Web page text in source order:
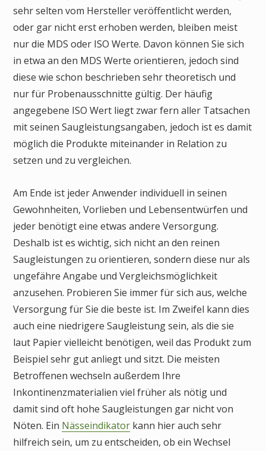
sehr selten vom Hersteller veröffentlicht werden,
oder gar nicht erst erhoben werden, bleiben meist
nur die MDS oder ISO Werte. Davon können Sie sich
in etwa an den MDS Werte orientieren, jedoch sind
diese wie schon beschrieben sehr theoretisch und
nur für Probenausschnitte gültig. Der häufig
angegebene ISO Wert liegt zwar fern aller Tatsachen
mit seinen Saugleistungsangaben, jedoch ist es damit
möglich die Produkte miteinander in Relation zu
setzen und zu vergleichen.
Am Ende ist jeder Anwender individuell in seinen
Gewohnheiten, Vorlieben und Lebensentwürfen und
jeder benötigt eine etwas andere Versorgung.
Deshalb ist es wichtig, sich nicht an den reinen
Saugleistungen zu orientieren, sondern diese nur als
ungefähre Angabe und Vergleichsmöglichkeit
anzusehen. Probieren Sie immer für sich aus, welche
Versorgung für Sie die beste ist. Im Zweifel kann dies
auch eine niedrigere Saugleistung sein, als die sie
laut Papier vielleicht benötigen, weil das Produkt zum
Beispiel sehr gut anliegt und sitzt. Die meisten
Betroffenen wechseln außerdem Ihre
Inkontinenzmaterialien viel früher als nötig und
damit sind oft hohe Saugleistungen gar nicht von
Nöten. Ein Nässeindikator kann hier auch sehr
hilfreich sein, um zu entscheiden, ob ein Wechsel